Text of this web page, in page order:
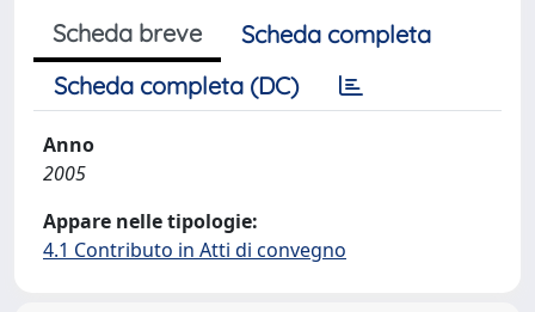
Scheda breve
Scheda completa
Scheda completa (DC)
Anno
2005
Appare nelle tipologie:
4.1 Contributo in Atti di convegno